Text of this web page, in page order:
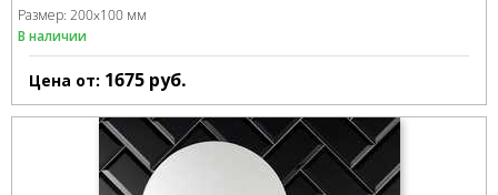
Размер: 200x100 мм
В наличии
Цена от: 1675 руб.